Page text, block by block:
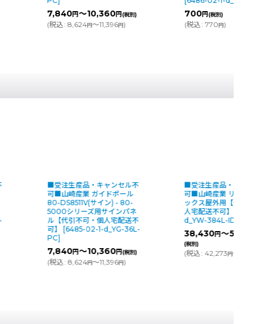
700円(税別)
(税込 : 770円)
26,600円(税別)
(税込 : 29,260
■受注生産品・キャンセル不
可■山崎産業 ガイドポール
80-DS8511V(サイン) - 80-
5000シリーズ用サインパネ
ル【代引不可・個人宅配送不
可】
[6485-02-1-d_YG-36L-
PC]
7,840円～10,360円(税別)
(税込: 8,624円～11,396円)
■受注生産品・キャンセ
可■山崎産業 リサイク
ックス屋外用【代引不
人宅配送不可】
d_YW-384L-ID
38,430円～57,960
(税別)
(税込: 42,273円～63,756